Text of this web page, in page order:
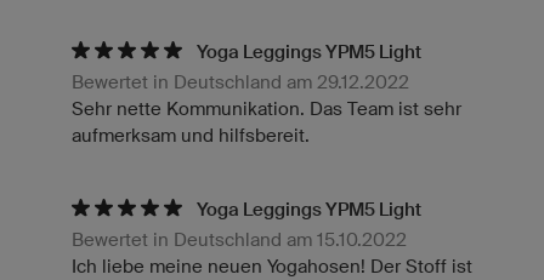
Yoga Leggings YPM5 Light
Bewertet in Deutschland am 29.12.2022
Sehr nette Kommunikation. Das Team ist sehr
aufmerksam und hilfsbereit.
Yoga Leggings YPM5 Light
Bewertet in Deutschland am 15.10.2022
Ich liebe meine neuen Yogahosen! Der Stoff ist